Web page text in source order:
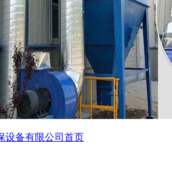
设备有限公司 首页